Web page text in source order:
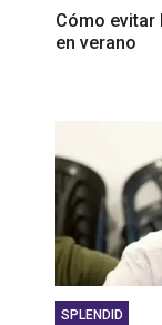
Cómo evitar
en verano
SPLENDID